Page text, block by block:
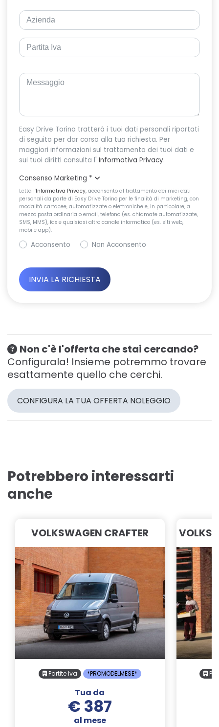
Easy Drive Torino tratterà i tuoi dati personali riportati
di seguito per dar corso alla tua richiesta. Per
maggiori informazioni sul trattamento dei tuoi dati e
sui tuoi diritti consulta l' Informativa Privacy.
Consenso Marketing *
Letta l’Informativa Privacy, acconsento al trattamento dei miei dati
personali da parte di Easy Drive Torino per le finalità di marketing, con
modalità cartacee, automatizzate o elettroniche e, in particolare, a
mezzo posta ordinaria o email, telefono (es. chiamate automatizzate,
SMS, MMS), fax e qualsiasi altro canale informatico (es. siti web,
mobile app).
Acconsento Non Acconsento
Non c'è l'offerta che stai cercando?
Configurala! Insieme potremmo trovare
esattamente quello che cerchi.
CONFIGURA LA TUA OFFERTA NOLEGGIO
Potrebbero interessarti
anche
VOLKSWAGEN CRAFTER
Partite Iva *PROMODELMESE*
Tua da
€ 387
al mese